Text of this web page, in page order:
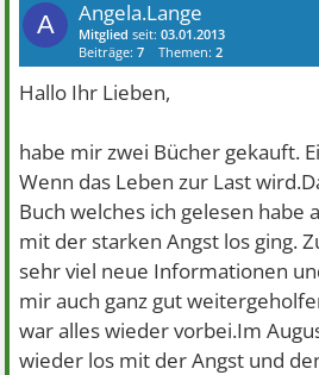
A Angela.Lange
Mitglied seit:03.01.2013
Beiträge:7 Themen:2
Hallo Ihr Lieben,
habe mir zwei Bücher gekauft.
Wenn das Leben zur Last
Buch welches ich gelesen habe
mit der starken Angst los ging.
sehr viel neue Informationen
mir auch ganz gut
war alles wieder vorbei.Im
wieder los mit der Angst und